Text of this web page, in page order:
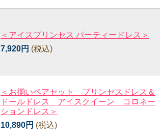
＜アイスプリンセス パーティードレス＞
7,920円 (税込)
＜お揃いペアセット プリンセスドレス＆
ドールドレス アイスクイーン コロネー
ションドレス＞
10,890円 (税込)